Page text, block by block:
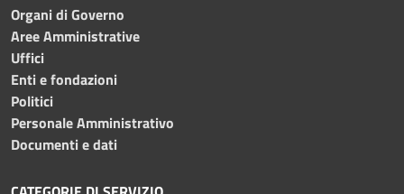
Organi di Governo
Aree Amministrative
Uffici
Enti e fondazioni
Politici
Personale Amministrativo
Documenti e dati